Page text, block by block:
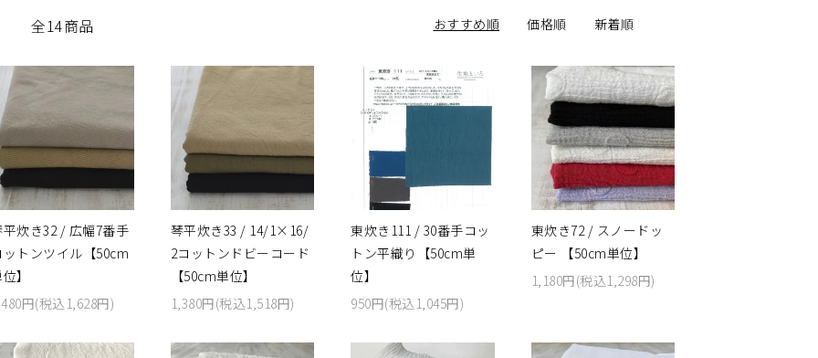
全14商品 おすすめ順 価格順 新着順
平炊き32 / 広幅7番手
ットンツイル【50cm
】
円(税込1,628円)
琴平炊き33 / 14/1×16/
2コットンドビーコード
【50cm単位】
1,380円(税込1,518円)
東炊き111 / 30番手コッ
トン平織り【50cm単
位】
950円(税込1,045円)
東炊き72 / スノードッ
ピー 【50cm単位】
1,180円(税込1,298円)